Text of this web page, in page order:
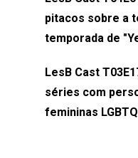
(⁠⁠⁠⁠@brunarfentanes⁠⁠⁠⁠)
Naiady Machado
pitacos sobre a
temporada de
LesB Cast
séries com
femininas